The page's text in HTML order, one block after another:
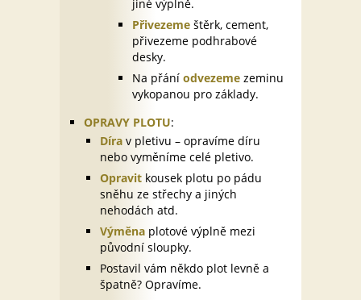
jiné výplně.
Přivezeme štěrk, cement,
přivezeme podhrabové
desky.
Na přání odvezeme zeminu
vykopanou pro základy.
OPRAVY PLOTU:
Díra v pletivu – opravíme díru
nebo vyměníme celé pletivo.
Opravit kousek plotu po pádu
sněhu ze střechy a jiných
nehodách atd.
Výměna plotové výplně mezi
původní sloupky.
Postavil vám někdo plot levně a
špatně? Opravíme.